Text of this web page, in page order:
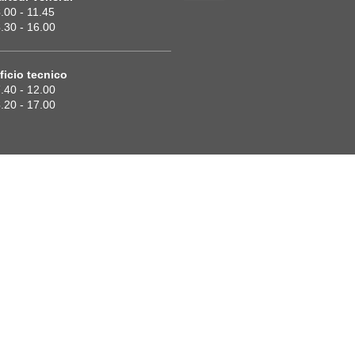
- 11.45
- 16.00
tecnico
- 12.00
- 17.00